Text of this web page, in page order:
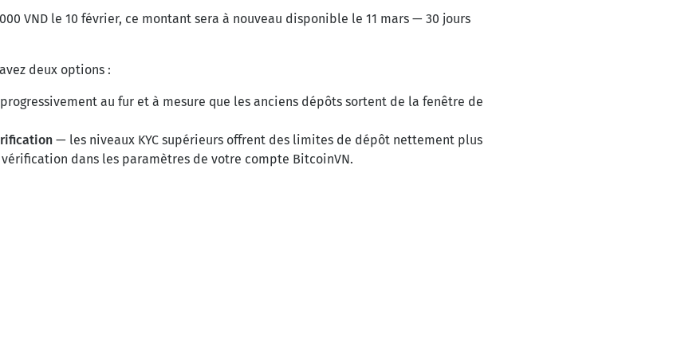
VND le 10 février, ce montant sera à nouveau disponible le 11 mars — 30 jours
deux options :
au fur et à mesure que les anciens dépôts sortent de la fenêtre de
— les niveaux KYC supérieurs offrent des limites de dépôt nettement plus
dans les paramètres de votre compte BitcoinVN.